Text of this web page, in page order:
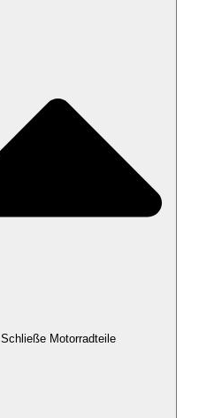
Schließe Motorradteile